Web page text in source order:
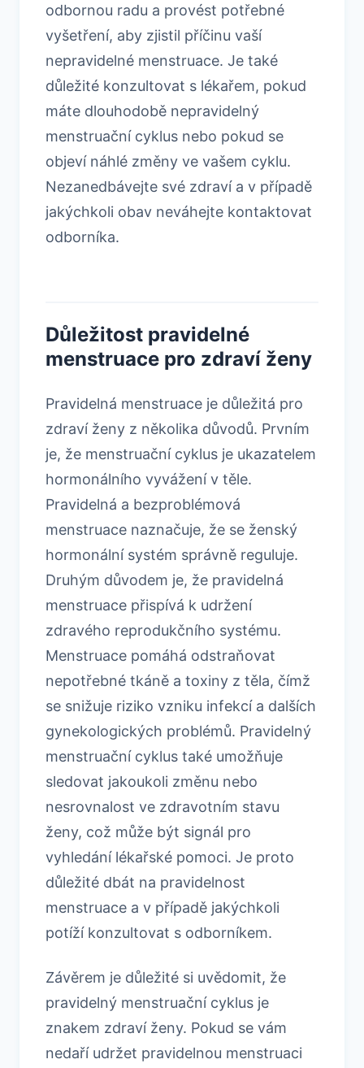
odbornou radu a provést potřebné
vyšetření, aby zjistil příčinu vaší
nepravidelné menstruace. Je také
důležité konzultovat s lékařem, pokud
máte dlouhodobě nepravidelný
menstruační cyklus nebo pokud se
objeví náhlé změny ve vašem cyklu.
Nezanedbávejte své zdraví a v případě
jakýchkoli obav neváhejte kontaktovat
odborníka.
Důležitost pravidelné
menstruace pro zdraví ženy
Pravidelná menstruace je důležitá pro
zdraví ženy z několika důvodů. Prvním
je, že menstruační cyklus je ukazatelem
hormonálního vyvážení v těle.
Pravidelná a bezproblémová
menstruace naznačuje, že se ženský
hormonální systém správně reguluje.
Druhým důvodem je, že pravidelná
menstruace přispívá k udržení
zdravého reprodukčního systému.
Menstruace pomáhá odstraňovat
nepotřebné tkáně a toxiny z těla, čímž
se snižuje riziko vzniku infekcí a dalších
gynekologických problémů. Pravidelný
menstruační cyklus také umožňuje
sledovat jakoukoli změnu nebo
nesrovnalost ve zdravotním stavu
ženy, což může být signál pro
vyhledání lékařské pomoci. Je proto
důležité dbát na pravidelnost
menstruace a v případě jakýchkoli
potíží konzultovat s odborníkem.
Závěrem je důležité si uvědomit, že
pravidelný menstruační cyklus je
znakem zdraví ženy. Pokud se vám
nedaří udržet pravidelnou menstruaci